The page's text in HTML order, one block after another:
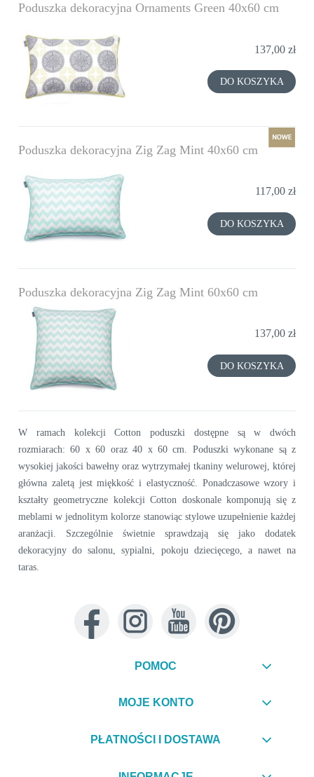
Poduszka dekoracyjna Ornaments Green 40x60 cm
137,00 zł
DO KOSZYKA
Poduszka dekoracyjna Zig Zag Mint 40x60 cm
117,00 zł
DO KOSZYKA
Poduszka dekoracyjna Zig Zag Mint 60x60 cm
137,00 zł
DO KOSZYKA
W ramach kolekcji Cotton poduszki dostępne są w dwóch
rozmiarach: 60 x 60 oraz 40 x 60 cm. Poduszki wykonane są z
wysokiej jakości bawełny oraz wytrzymałej tkaniny welurowej, której
główna zaletą jest miękkość i elastyczność. Ponadczasowe wzory i
kształty geometryczne kolekcji Cotton doskonale komponują się z
meblami w jednolitym kolorze stanowiąc stylowe uzupełnienie każdej
aranżacji. Szczególnie świetnie sprawdzają się jako dodatek
dekoracyjny do salonu, sypialni, pokoju dziecięcego, a nawet na
taras.
POMOC
MOJE KONTO
PŁATNOŚCI I DOSTAWA